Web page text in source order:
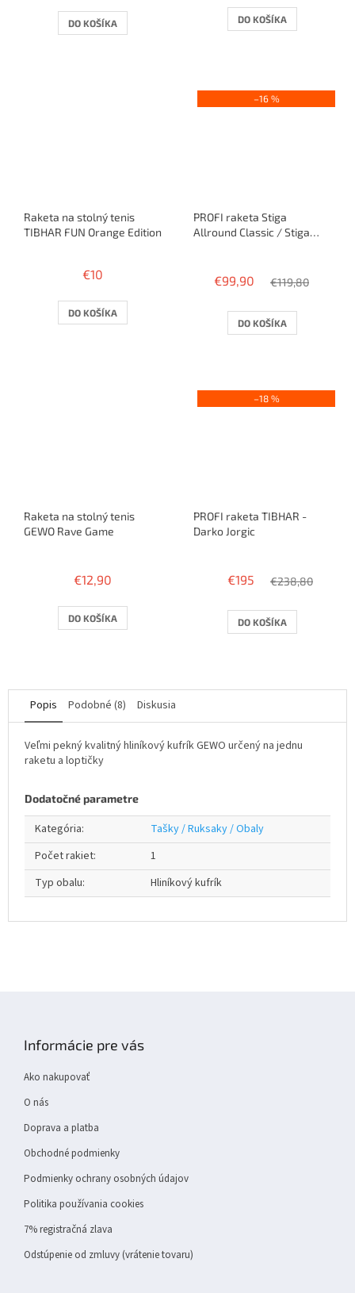
DO KOŠÍKA DO KOŠÍKA
Raketa na stolný tenis
TIBHAR FUN Orange Edition
€10
DO KOŠÍKA
–16 %
PROFI raketa Stiga
Allround Classic / Stiga
produktu
3,6
z
€99,90 €119,80
DO KOŠÍKA
Raketa na stolný tenis
GEWO Rave Game
produktu
3,2
z
€12,90
DO KOŠÍKA
–18 %
PROFI raketa TIBHAR -
Darko Jorgic
produktu
4,0
z
€195 €238,80
DO KOŠÍKA
Popis Podobné (8) Diskusia
Veľmi pekný kvalitný hliníkový kufrík GEWO určený na jednu
raketu a loptičky
Dodatočné parametre
Kategória:
Tašky / Ruksaky / Obaly
Počet rakiet:
1
Typ obalu: Hliníkový kufrík
Informácie pre vás
Ako nakupovať
O nás
Doprava a platba
Obchodné podmienky
Podmienky ochrany osobných údajov
Politika používania cookies
7% registračná zlava
Odstúpenie od zmluvy (vrátenie tovaru)